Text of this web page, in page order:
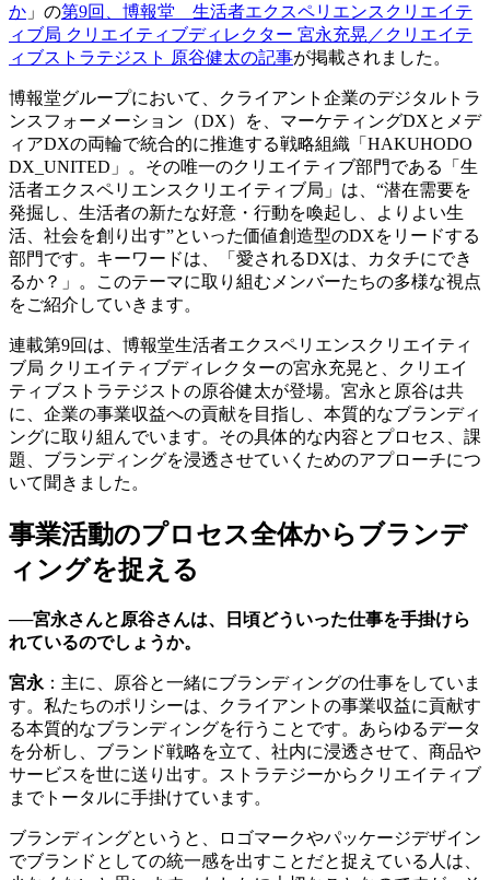
か 」の第9回、博報堂 生活者エクスペリエンスクリエイテ
ィブ局 クリエイティブディレクター 宮永充晃／クリエイテ
ィブストラテジスト 原谷健太の記事が掲載されました。
博報堂グループにおいて、クライアント企業のデジタルトラ
ンスフォーメーション（DX）を、マーケティングDXとメデ
ィアDXの両輪で統合的に推進する戦略組織「HAKUHODO
DX_UNITED」。その唯一のクリエイティブ部門である「生
活者エクスペリエンスクリエイティブ局」は、“潜在需要を
発掘し、生活者の新たな好意・行動を喚起し、よりよい生
活、社会を創り出す”といった価値創造型のDXをリードする
部門です。キーワードは、「愛されるDXは、カタチにでき
るか？」。このテーマに取り組むメンバーたちの多様な視点
をご紹介していきます。
連載第9回は、博報堂生活者エクスペリエンスクリエイティ
ブ局 クリエイティブディレクターの宮永充晃と、クリエイ
ティブストラテジストの原谷健太が登場。宮永と原谷は共
に、企業の事業収益への貢献を目指し、本質的なブランディ
ングに取り組んでいます。その具体的な内容とプロセス、課
題、ブランディングを浸透させていくためのアプローチにつ
いて聞きました。
事業活動のプロセス全体からブランデ
ィングを捉える
──宮永さんと原谷さんは、日頃どういった仕事を手掛けら
れているのでしょうか。
宮永 ：主に、原谷と一緒にブランディングの仕事をしていま
す。私たちのポリシーは、クライアントの事業収益に貢献す
る本質的なブランディングを行うことです。あらゆるデータ
を分析し、ブランド戦略を立て、社内に浸透させて、商品や
サービスを世に送り出す。ストラテジーからクリエイティブ
までトータルに手掛けています。
ブランディングというと、ロゴマークやパッケージデザイン
でブランドとしての統一感を出すことだと捉えている人は、